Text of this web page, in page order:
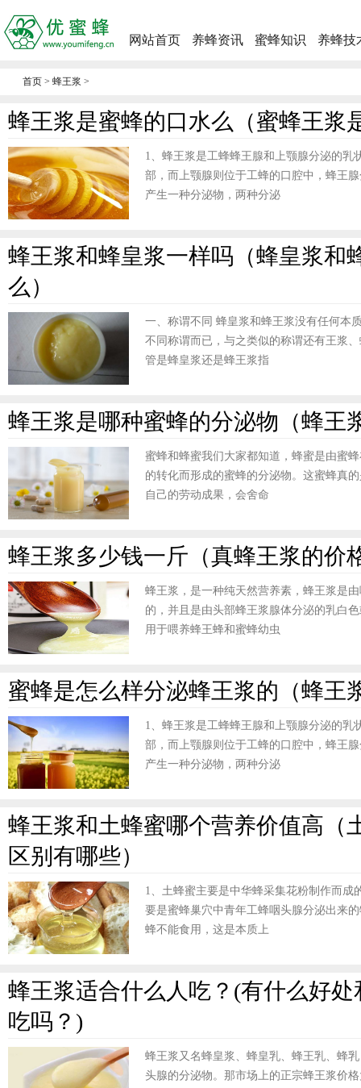
网站首页 养蜂资讯 蜜蜂知识 养蜂技
首页 > 蜂王浆 >
蜂王浆是蜜蜂的口水么（蜜蜂王浆
1、蜂王浆是工蜂蜂王腺和上颚腺分泌的乳
部，而上颚腺则位于工蜂的口腔中，蜂王
产生一种分泌物，两种分泌
蜂王浆和蜂皇浆一样吗（蜂皇浆和
么）
一、称谓不同 蜂皇浆和蜂王浆没有任何本
不同称谓而已，与之类似的称谓还有王浆
管是蜂皇浆还是蜂王浆指
蜂王浆是哪种蜜蜂的分泌物（蜂王
蜜蜂和蜂蜜我们大家都知道，蜂蜜是由蜜
的转化而形成的蜜蜂的分泌物。这蜜蜂真
自己的劳动成果，会舍命
蜂王浆多少钱一斤（真蜂王浆的价
蜂王浆，是一种纯天然营养素，蜂王浆是
的，并且是由头部蜂王浆腺体分泌的乳白
用于喂养蜂王蜂和蜜蜂幼虫
蜜蜂是怎么样分泌蜂王浆的（蜂王
1、蜂王浆是工蜂蜂王腺和上颚腺分泌的乳
部，而上颚腺则位于工蜂的口腔中，蜂王
产生一种分泌物，两种分泌
蜂王浆和土蜂蜜哪个营养价值高（
区别有哪些）
1、土蜂蜜主要是中华蜂采集花粉制作而成
要是蜜蜂巢穴中青年工蜂咽头腺分泌出来
蜂不能食用，这是本质上
蜂王浆适合什么人吃？(有什么好
吃吗？)
蜂王浆又名蜂皇浆、蜂皇乳、蜂王乳、蜂
头腺的分泌物。那市场上的正宗蜂王浆价